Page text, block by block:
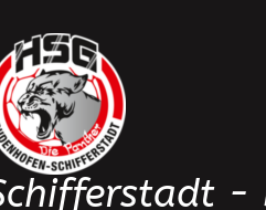
-